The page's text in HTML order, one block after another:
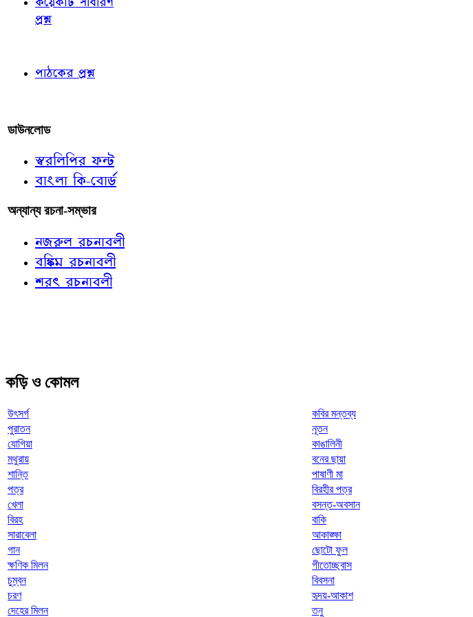
প্রশ্ন
পাঠকের প্রশ্ন
ডাউনলোড
স্বরলিপির ফন্ট
বাংলা কি-বোর্ড
অন্যান্য রচনা-সম্ভার
নজরুল রচনাবলী
বঙ্কিম রচনাবলী
শরৎ রচনাবলী
কড়ি ও কোমল
উৎসর্গ কবির মন্তব্য
পুরাতন
নূতন
যোগিয়া
কাঙালিনী
মথুরায়
বনের ছায়া
শান্তি
পাষাণী মা
পত্র
বিরহীর পত্র
খেলা
বসন্ত-অবসান
বিরহ
বাকি
সারাবেলা
আকাঙ্ক্ষা
গান
ছোটো ফুল
ক্ষণিক মিলন
গীতোচ্ছ্বাস
চুম্বন
বিবসনা
চরণ
হৃদয়-আকাশ
দেহের মিলন
তনু